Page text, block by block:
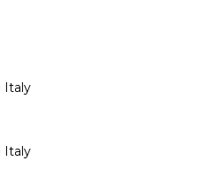
Italy
Italy